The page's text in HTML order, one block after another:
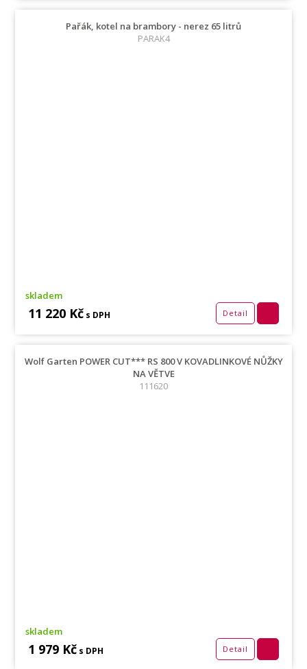
Pařák, kotel na brambory - nerez 65 litrů
PARAK4
skladem
11 220 Kč s DPH Detail
Wolf Garten POWER CUT*** RS 800 V KOVADLINKOVÉ NŮŽKY
NA VĚTVE
111620
skladem
1 979 Kč s DPH Detail